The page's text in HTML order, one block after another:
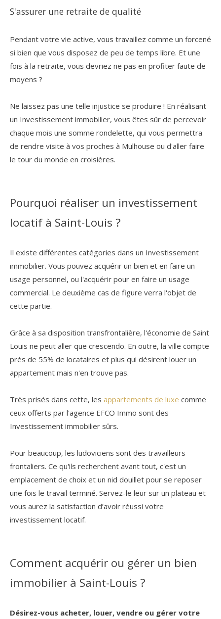
S'assurer une retraite de qualité
Pendant votre vie active, vous travaillez comme un forcené
si bien que vous disposez de peu de temps libre. Et une
fois à la retraite, vous devriez ne pas en profiter faute de
moyens ?
Ne laissez pas une telle injustice se produire ! En réalisant
un Investissement immobilier, vous êtes sûr de percevoir
chaque mois une somme rondelette, qui vous permettra
de rendre visite à vos proches à Mulhouse ou d'aller faire
le tour du monde en croisières.
Pourquoi réaliser un investissement
locatif à Saint-Louis ?
Il existe différentes catégories dans un Investissement
immobilier. Vous pouvez acquérir un bien et en faire un
usage personnel, ou l'acquérir pour en faire un usage
commercial. Le deuxième cas de figure verra l'objet de
cette partie.
Grâce à sa disposition transfrontalière, l'économie de Saint
Louis ne peut aller que crescendo. En outre, la ville compte
près de 55% de locataires et plus qui désirent louer un
appartement mais n'en trouve pas.
Très prisés dans cette, les appartements de luxe comme
ceux offerts par l'agence EFCO Immo sont des
Investissement immobilier sûrs.
Pour beaucoup, les ludoviciens sont des travailleurs
frontaliers. Ce qu'ils recherchent avant tout, c'est un
emplacement de choix et un nid douillet pour se reposer
une fois le travail terminé. Servez-le leur sur un plateau et
vous aurez la satisfaction d’avoir réussi votre
investissement locatif.
Comment acquérir ou gérer un bien
immobilier à Saint-Louis ?
Désirez-vous acheter, louer, vendre ou gérer votre